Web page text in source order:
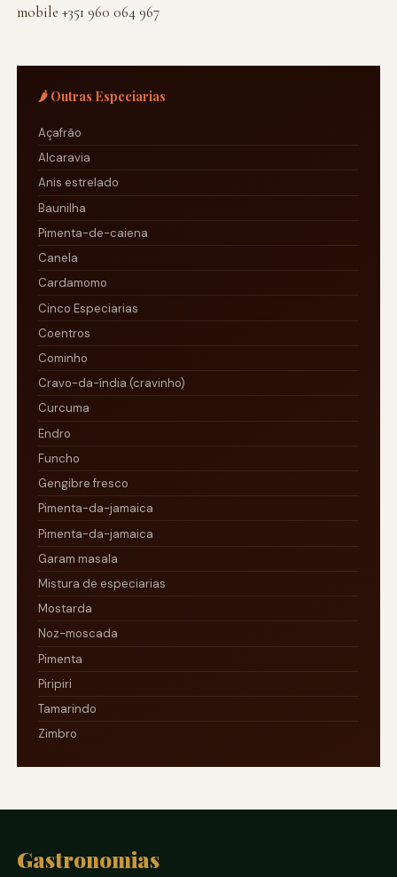
mobile +351 960 064 967
🌶️ Outras Especiarias
Açafrão
Alcaravia
Anis estrelado
Baunilha
Pimenta-de-caiena
Canela
Cardamomo
Cinco Especiarias
Coentros
Cominho
Cravo-da-índia (cravinho)
Curcuma
Endro
Funcho
Gengibre fresco
Pimenta-da-jamaica
Pimenta-da-jamaica
Garam masala
Mistura de especiarias
Mostarda
Noz-moscada
Pimenta
Piripiri
Tamarindo
Zimbro
Gastronomias